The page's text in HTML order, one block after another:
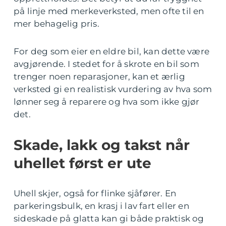
på linje med merkeverksted, men ofte til en
mer behagelig pris.
For deg som eier en eldre bil, kan dette være
avgjørende. I stedet for å skrote en bil som
trenger noen reparasjoner, kan et ærlig
verksted gi en realistisk vurdering av hva som
lønner seg å reparere og hva som ikke gjør
det.
Skade, lakk og takst når
uhellet først er ute
Uhell skjer, også for flinke sjåfører. En
parkeringsbulk, en krasj i lav fart eller en
sideskade på glatta kan gi både praktisk og